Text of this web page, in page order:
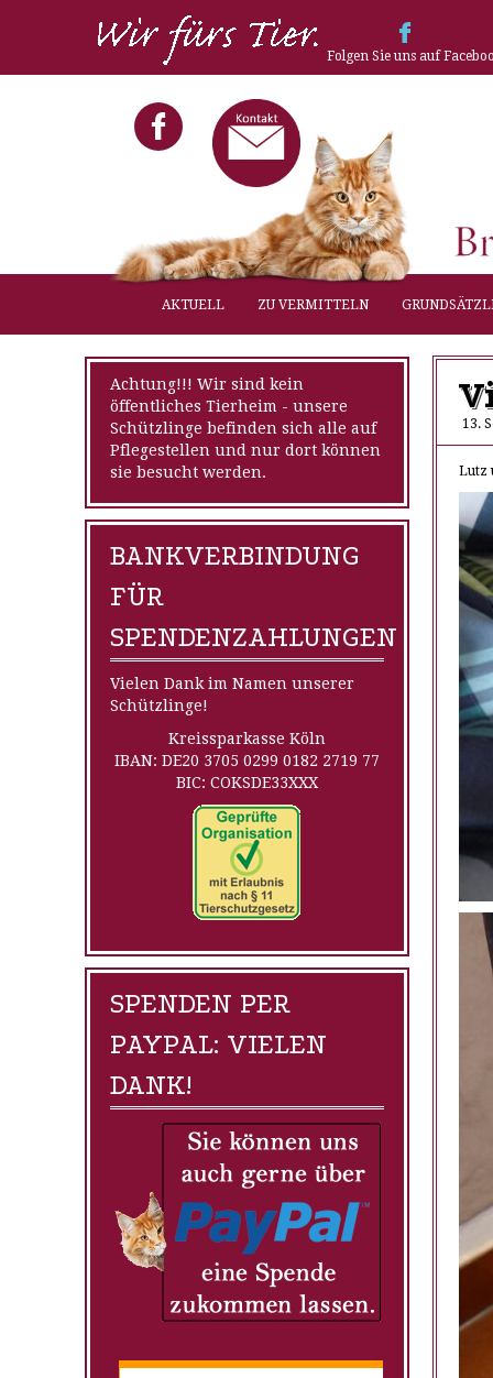
Folgen Sie uns auf
AKTUELL ZU VERMITTELN
Achtung!!! Wir sind kein
öffentliches Tierheim - unsere
Schützlinge befinden sich alle auf
Pflegestellen und nur dort können
sie besucht werden.
BANKVERBINDUNG
FÜR
SPENDENZAHLUNGEN
Vielen Dank im Namen unserer
Schützlinge!
Kreissparkasse Köln
IBAN: DE20 3705 0299 0182 2719 77
BIC: COKSDE33XXX
SPENDEN PER
PAYPAL: VIELEN
DANK!
13.
Lutz